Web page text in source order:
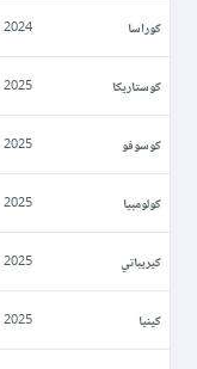
كوراسا 2024
كوستاريكا 2025
كوسوفو 2025
كولومبيا 2025
كيريباتي 2025
كينيا 2025